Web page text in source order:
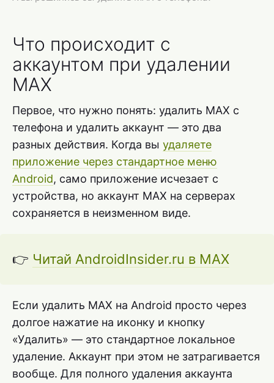
Что происходит с
аккаунтом при удалении
MAX
Первое, что нужно понять: удалить MAX с
телефона и удалить аккаунт — это два
разных действия. Когда вы удаляете
приложение через стандартное меню
Android, само приложение исчезает с
устройства, но аккаунт MAX на серверах
сохраняется в неизменном виде.
👉 Читай AndroidInsider.ru в MAX
Если удалить MAX на Android просто через
долгое нажатие на иконку и кнопку
«Удалить» — это стандартное локальное
удаление. Аккаунт при этом не затрагивается
вообще. Для полного удаления аккаунта